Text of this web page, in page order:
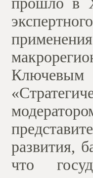
Ключевым
развития,
что